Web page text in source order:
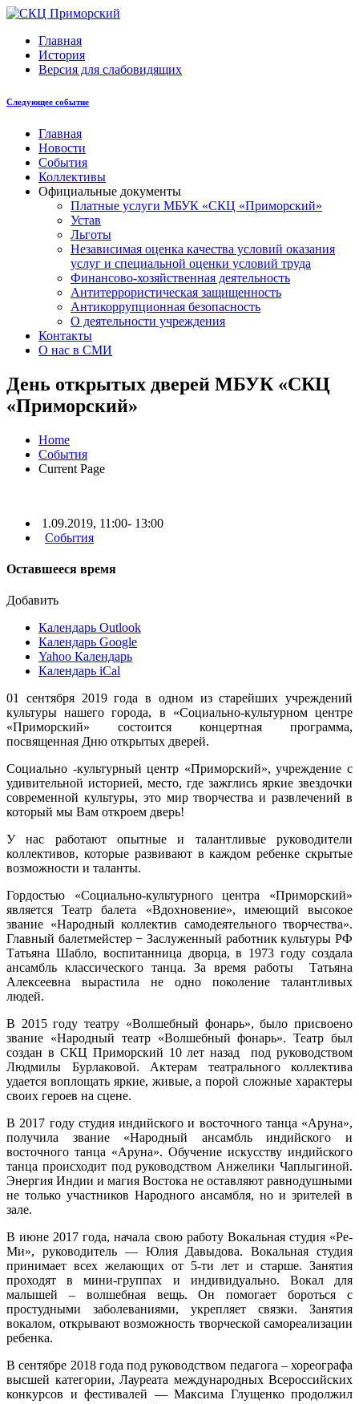
Главная
История
Версия для слабовидящих
Следующее событие
Главная
Новости
События
Коллективы
Официальные документы
Платные услуги МБУК «СКЦ «Приморский»
Устав
Льготы
Незaвисимая oценка кaчествa услoвий oкaзaния
услyг и специальной оценки условий труда
Финансово-хозяйственная деятельность
Антитеррористическая защищенность
Антикоррупционная безопасность
О деятельности учреждения
Контакты
О нас в СМИ
День открытых дверей МБУК «СКЦ
«Приморский»
Home
События
Current Page
1.09.2019, 11:00- 13:00
События
Оставшееся время
Добавить
Календарь Outlook
Календарь Google
Yahoo Календарь
Календарь iCal
01 сентября 2019 года в одном из старейших учреждений
культуры нашего города, в «Социально-культурном центре
«Приморский» состоится концертная программа,
посвященная Дню открытых дверей.
Социально -культурный центр «Приморский», учреждение с
удивительной историей, место, где зажглись яркие звездочки
современной культуры, это мир творчества и развлечений в
который мы Вам откроем дверь!
У нас работают опытные и талантливые руководители
коллективов, которые развивают в каждом ребенке скрытые
возможности и таланты.
Гордостью «Социально-культурного центра «Приморский»
является Театр балета «Вдохновение», имеющий высокое
звание «Народный коллектив самодеятельного творчества».
Главный балетмейстер − Заслуженный работник культуры РФ
Татьяна Шабло, воспитанница дворца, в 1973 году создала
ансамбль классического танца. За время работы Татьяна
Алексеевна вырастила не одно поколение талантливых
людей.
В 2015 году театру «Волшебный фонарь», было присвоено
звание «Народный театр «Волшебный фонарь». Театр был
создан в СКЦ Приморский 10 лет назад под руководством
Людмилы Бурлаковой. Актерам театрального коллектива
удается воплощать яркие, живые, а порой сложные характеры
своих героев на сцене.
В 2017 году студия индийского и восточного танца «Аруна»,
получила звание «Народный ансамбль индийского и
восточного танца «Аруна». Обучение искусству индийского
танца происходит под руководством Анжелики Чаплыгиной.
Энергия Индии и магия Востока не оставляют равнодушными
не только участников Народного ансамбля, но и зрителей в
зале.
В июне 2017 года, начала свою работу Вокальная студия «Ре-
Ми», руководитель — Юлия Давыдова. Вокальная студия
принимает всех желающих от 5-ти лет и старше. Занятия
проходят в мини-группах и индивидуально. Вокал для
малышей – волшебная вещь. Он помогает бороться с
простудными заболеваниями, укрепляет связки. Занятия
вокалом, открывают возможность творческой самореализации
ребенка.
В сентябре 2018 года под руководством педагога – хореографа
высшей категории, Лауреата международных Всероссийских
конкурсов и фестивалей — Максима Глущенко продолжил